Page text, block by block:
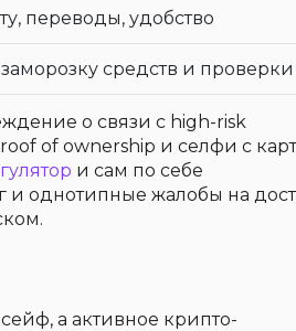
переводы, удобство
средств и проверки
о связи с high-risk
of ownership и селфи с
и сам по себе
и однотипные жалобы на
а активное крипто-